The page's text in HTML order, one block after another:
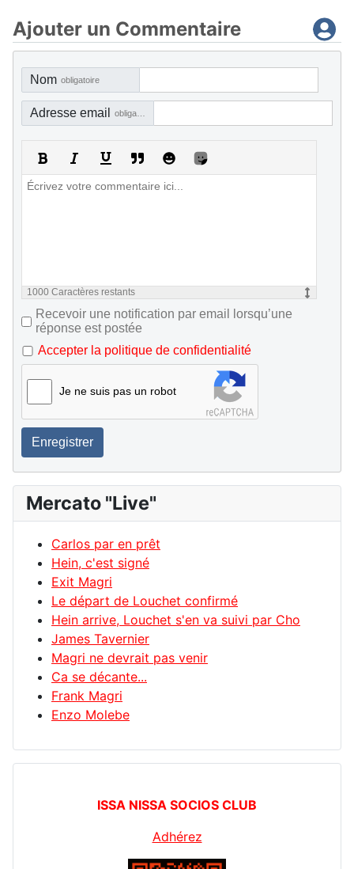
Ajouter un Commentaire
Nom obligatoire
Adresse email
1000 Caractères restants
Recevoir une notification par email lorsqu’une
réponse est postée
Accepter la politique de confidentialité
Je ne suis pas un robot
Enregistrer
Mercato "Live"
Carlos par en prêt
Hein, c'est signé
Exit Magri
Le départ de Louchet confirmé
Hein arrive, Louchet s'en va suivi par Cho
James Tavernier
Magri ne devrait pas venir
Ca se décante...
Frank Magri
Enzo Molebe
ISSA NISSA SOCIOS CLUB
Adhérez